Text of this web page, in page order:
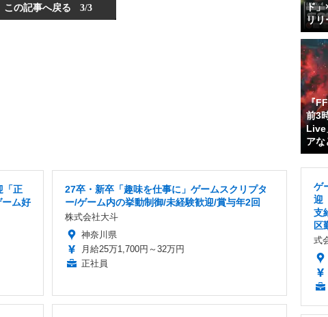
この記事へ戻る 3/3
「正
ム好
27卒・新卒「趣味を仕事に」ゲームスクリプタ
ー/ゲーム内の挙動制御/未経験歓迎/賞与年2回
株式会社大斗
神奈川県
月給25万1,700円～32万円
正社員
ド」
リリ
『
前3
Live
アな
ゲ
迎
支
区
式